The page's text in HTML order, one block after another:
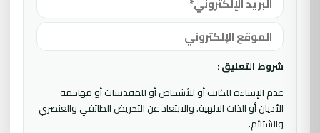
شروط التعليق :
عدم الإساءة للكاتب أو للأشخاص أو للمقدسات أو مهاجمة
الأديان أو الذات الالهية. والابتعاد عن التحريض الطائفي والعنصري
والشتائم.